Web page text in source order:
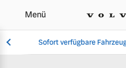
Datenschutz
Menü
Sofort verfügbare